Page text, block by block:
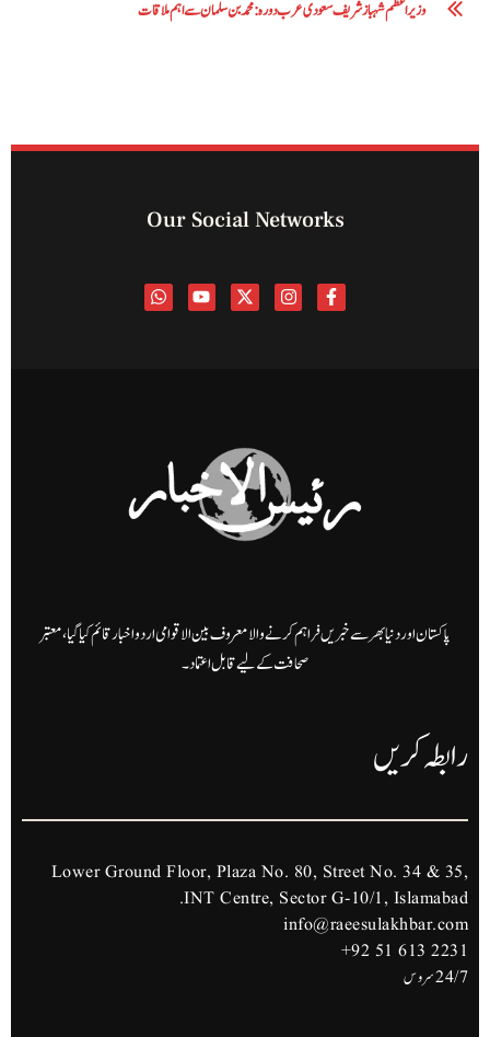
وزیراعظم شہباز شریف سعودی عرب دورہ: محمد بن سلمان سے اہم ملاقات
Our Social Networks
پاکستان اور دنیا بھر سے خبریں فراہم کرنے والا معروف بین الاقوامی اردو اخبار قائم کیا گیا، معتبر
صحافت کے لیے قابل اعتماد۔
رابطہ کریں
Lower Ground Floor, Plaza No. 80, Street No. 34 & 35,
INT Centre, Sector G-10/1, Islamabad.
info@raeesulakhbar.com
+92 51 613 2231
24/7 سروس